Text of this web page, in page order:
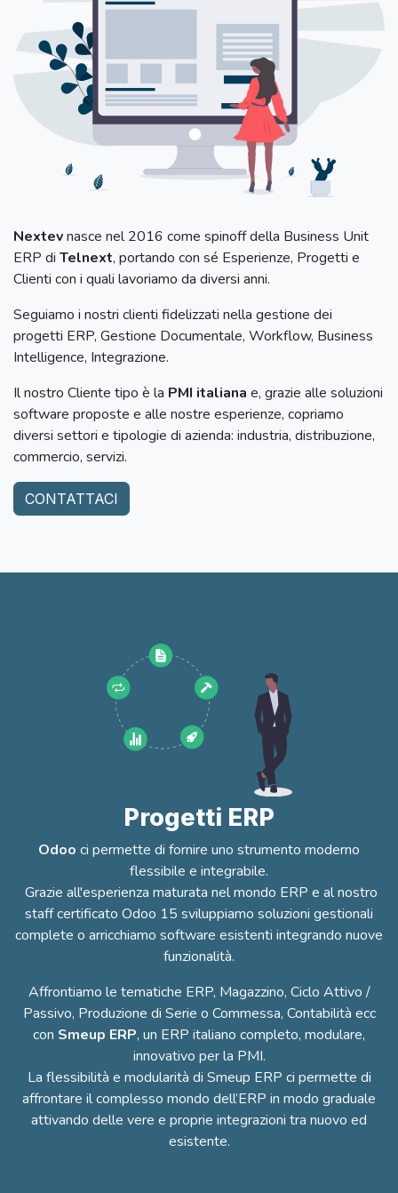
Nextevnasce nel 2016 come spin­off della Business Unit
ERP di Telnext, portando con sé Esperienze, Progetti e
Clienti con i quali lavoriamo da diversi anni.
Seguiamo i nostri clienti fidelizzati nella gestione dei
progetti ERP, Gestione Documentale, Workflow, Business
Intelligence, Integrazione.
Il nostro Cliente tipo è la PMI italiana e, grazie alle soluzioni
software proposte e alle nostre esperienze, copriamo
diversi settori e tipologie di azienda: industria, distribuzione,
commercio, servizi.
CONTATTACI
Progetti ERP
Odoo ci permette di fornire uno strumento moderno
flessibile e integrabile.
Grazie all'esperienza maturata nel mondo ERP e al nostro
staff certificato Odoo 15 sviluppiamo soluzioni gestionali
complete o arricchiamo software esistenti integrando nuove
funzionalità.
Affrontiamo le tematiche ERP, Magazzino, Ciclo Attivo /
Passivo, Produzione di Serie o Commessa, Contabilità ecc
con Smeup ERP, un ERP italiano completo, modulare,
innovativo per la PMI.
La flessibilità e modularità di Smeup ERP ci permette di
affrontare il complesso mondo dell’ERP in modo graduale
attivando delle vere e proprie integrazioni tra nuovo ed
esistente.